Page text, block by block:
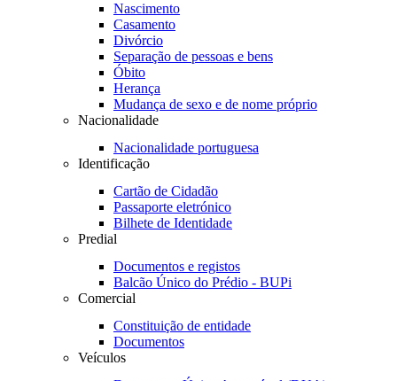
Nascimento
Casamento
Divórcio
Separação de pessoas e bens
Óbito
Herança
Mudança de sexo e de nome próprio
Nacionalidade
Nacionalidade portuguesa
Identificação
Cartão de Cidadão
Passaporte eletrónico
Bilhete de Identidade
Predial
Documentos e registos
Balcão Único do Prédio - BUPi
Comercial
Constituição de entidade
Documentos
Veículos